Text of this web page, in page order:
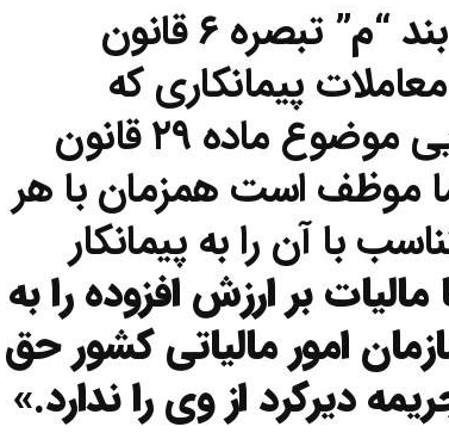
مضاف اینکه مطابق فراز ابتدایی بند “م” تبصره ۶ قانون
«در معاملات پیمانکاری که
کارفرما یکی از دستگاه های اجرایی موضوع ماده ۲۹ قانون
موظف است همزمان با هر
با آن را به پیمانکار
مالیات بر ارزش افزوده را به
امور مالیاتی کشور حق
دیرکرد از وی را ندارد.»